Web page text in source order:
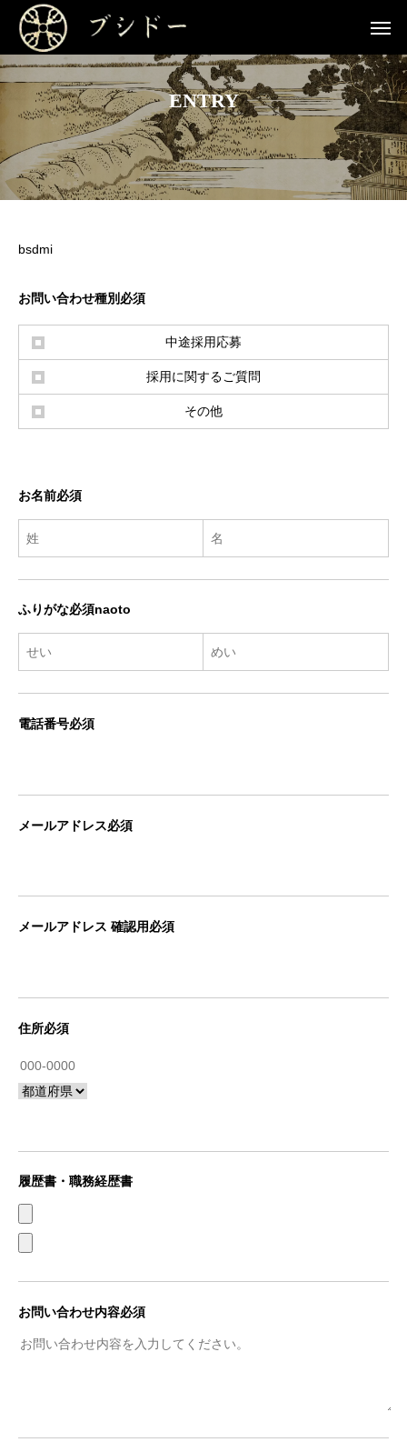
ENTRY
bsdmi
お問い合わせ種別必須
中途採用応募
採用に関するご質問
その他
お名前必須
ふりがな必須naoto
電話番号必須
メールアドレス必須
メールアドレス 確認用必須
住所必須
履歴書・職務経歴書
お問い合わせ内容必須